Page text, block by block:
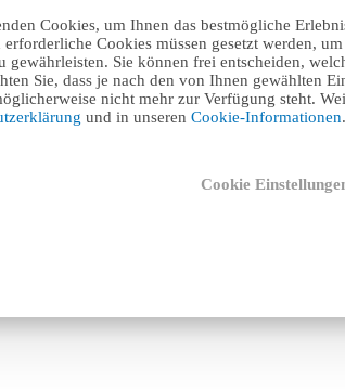
Cookies, um Ihnen das bestmögliche
erforderliche Cookies müssen gesetzt werden,
gewährleisten. Sie können frei entscheiden,
Sie, dass je nach den von Ihnen gewählten
nicht mehr zur Verfügung steht.
und in unseren Cookie-Informationen.
Cookie